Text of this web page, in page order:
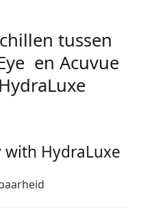
tussen
en Acuvue
with HydraLuxe